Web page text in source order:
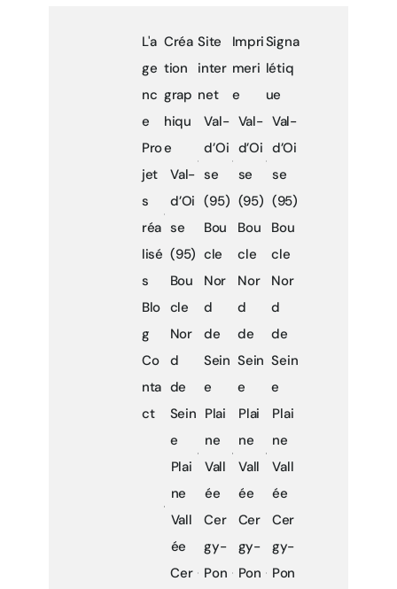
L'a
ge
nc
e
Pro
jet
s
réa
lisé
s
Blo
g
Co
nta
ct
Créa
tion
grap
hiqu
e
Val-
d’Oi
se
(95)
Bou
cle
Nor
d
de
Sein
e
Plai
ne
Vall
ée
Cer
Site
inter
net
Val-
d’Oi
se
(95)
Bou
cle
Nor
d
de
Sein
e
Plai
ne
Vall
ée
Cer
gy-
Pon
Impri
meri
e
Val-
d’Oi
se
(95)
Bou
cle
Nor
d
de
Sein
e
Plai
ne
Vall
ée
Cer
gy-
Pon
Signa
létiq
ue
Val-
d’Oi
se
(95)
Bou
cle
Nor
d
de
Sein
e
Plai
ne
Vall
ée
Cer
gy-
Pon